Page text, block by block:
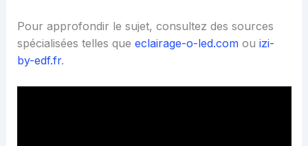
Pour approfondir le sujet, consultez des sources
spécialisées telles que eclairage-o-led.comou izi-
by-edf.fr.